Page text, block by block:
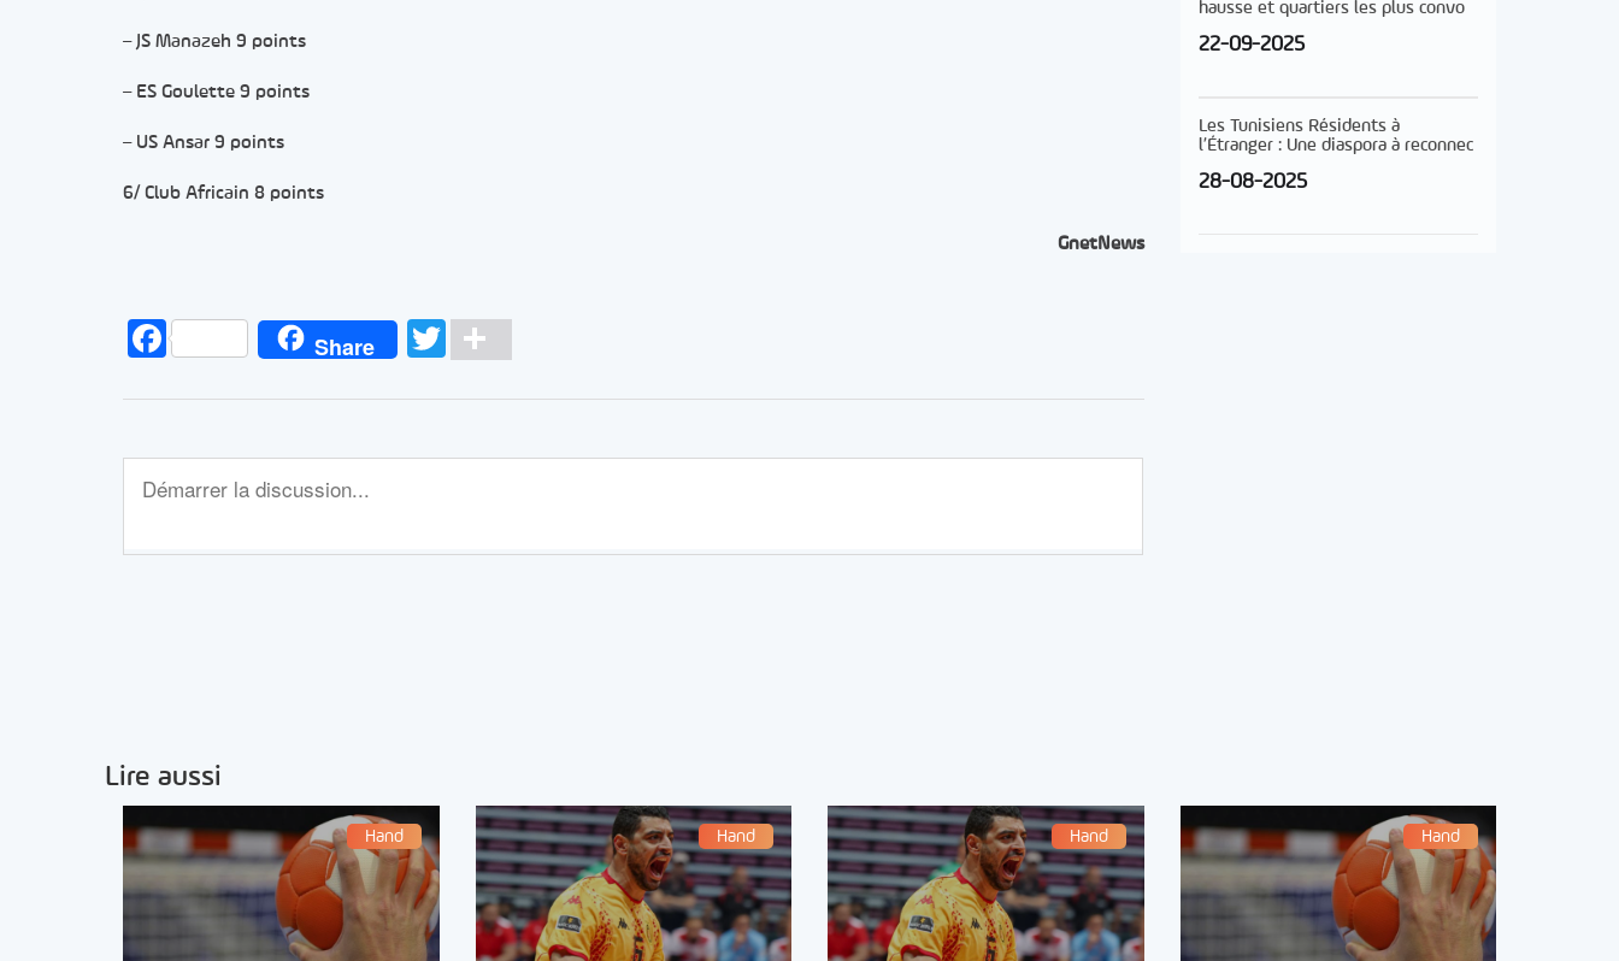
– JS Manazeh 9 points
– ES Goulette 9 points
– US Ansar 9 points
6/ Club Africain 8 points
GnetNews
FacebookShare Twitter
hausse et quartiers les plus convo
22-09-2025
Les Tunisiens Résidents à
l’Étranger : Une diaspora à reconnec
28-08-2025
Lire aussi
Hand Hand Hand Hand